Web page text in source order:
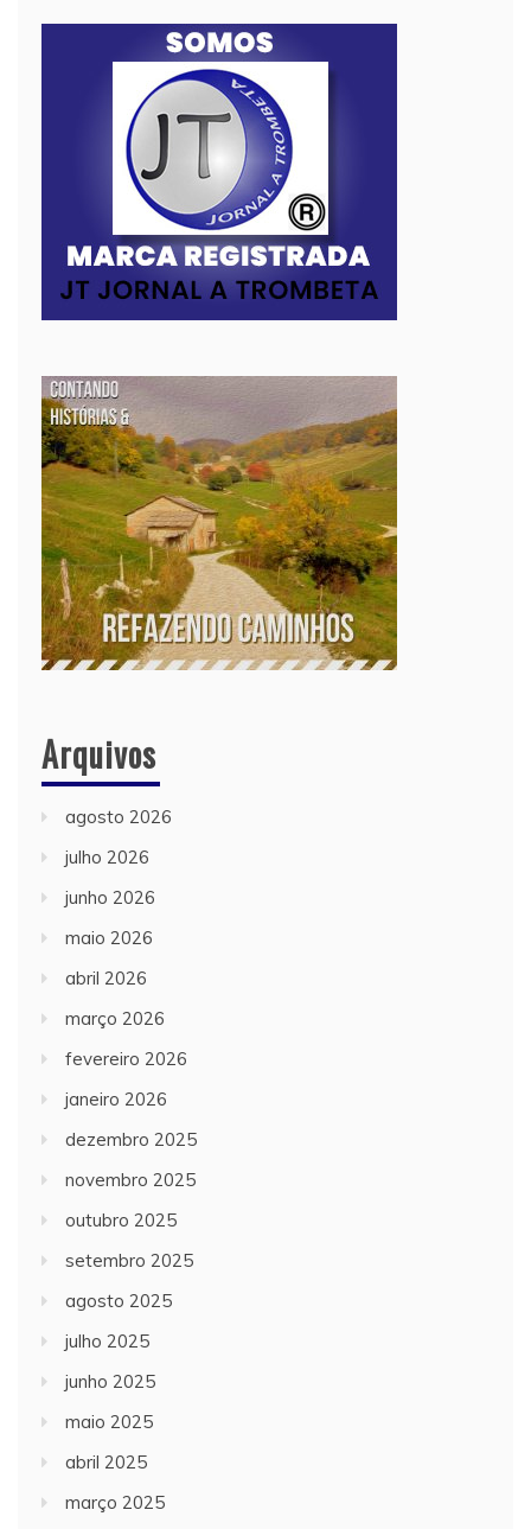
Arquivos
agosto 2026
julho 2026
junho 2026
maio 2026
abril 2026
março 2026
fevereiro 2026
janeiro 2026
dezembro 2025
novembro 2025
outubro 2025
setembro 2025
agosto 2025
julho 2025
junho 2025
maio 2025
abril 2025
março 2025